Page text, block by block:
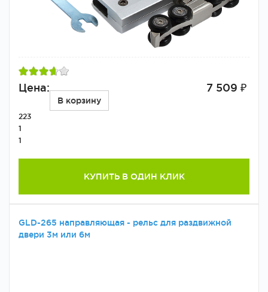
Цена: 7 509 ₽
В корзину
223
1
1
КУПИТЬ В ОДИН КЛИК
GLD-265 направляющая - рельс для раздвижной
двери 3м или 6м